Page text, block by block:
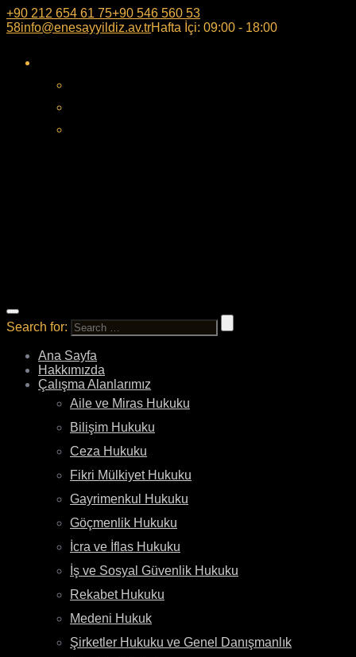
+90 212 654 61 75+90 546 560 53
58info@enesayyildiz.av.trHafta İçi: 09:00 - 18:00
Search for:
Ana Sayfa
Hakkımızda
Çalışma Alanlarımız
Aile ve Miras Hukuku
Bilişim Hukuku
Ceza Hukuku
Fikri Mülkiyet Hukuku
Gayrimenkul Hukuku
Göçmenlik Hukuku
İcra ve İflas Hukuku
İş ve Sosyal Güvenlik Hukuku
Rekabet Hukuku
Medeni Hukuk
Şirketler Hukuku ve Genel Danışmanlık